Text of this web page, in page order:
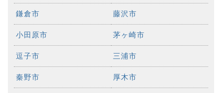
鎌倉市 藤沢市
小田原市 茅ヶ崎市
逗子市 三浦市
秦野市 厚木市